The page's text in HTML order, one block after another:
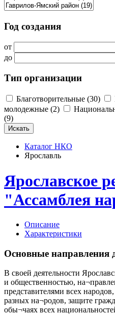
Год создания
от
до
Тип организации
Благотворительные (30)
молодежные (2)
(9)
Каталог НКО
Ярославль
Ярославское
"Ассамблея
Описание
Характеристики
Основные направления
В своей деятельности
и общественностью,
представителями всех
разных на¬родов, защите
обы¬чаях всех